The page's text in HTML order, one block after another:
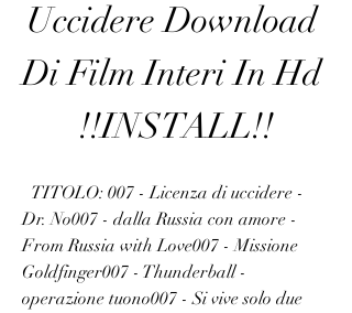
Uccidere Download
Di Film Interi In Hd
!!INSTALL!!
Dr. No007 - dalla Russia con amore -
From Russia with Love007 - Missione
Goldfinger007 - Thunderball -
operazione tuono007 - Si vive solo due